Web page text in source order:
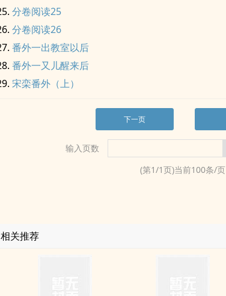
分卷阅读25
分卷阅读26
番外一出教室以后
番外一又儿醒来后
宋栾番外（上）
下一页
输入页数
(第1/1页)当前100条/页
相关推荐